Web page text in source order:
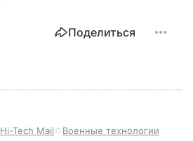
Поделиться
Hi-Tech Mail Военные технологии